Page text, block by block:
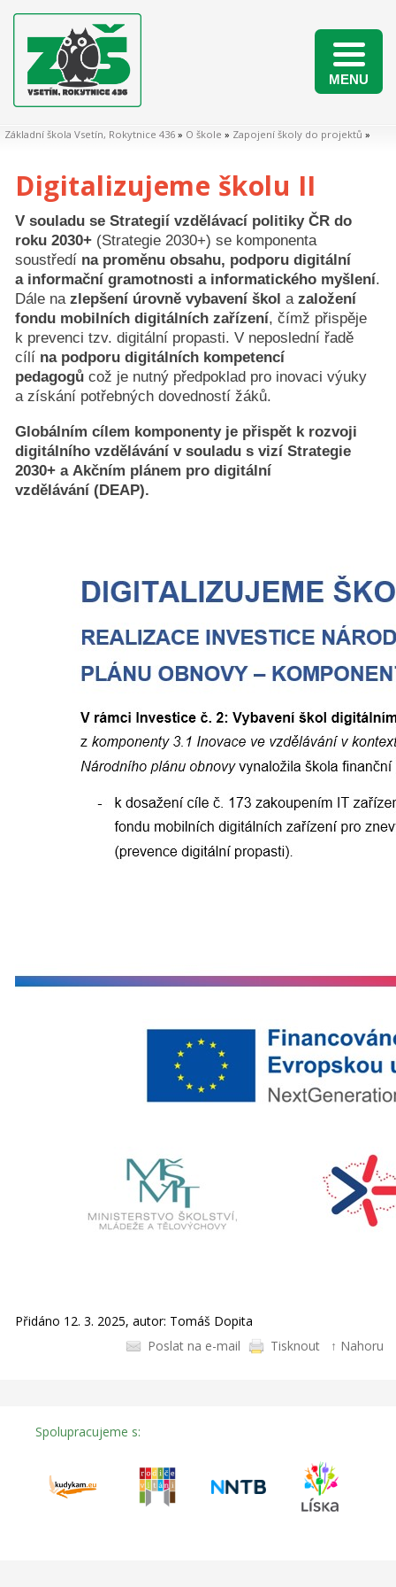
MENU
Základní škola Vsetín, Rokytnice 436 » O škole » Zapojení školy do projektů »
Digitalizujeme školu II
V souladu se Strategií vzdělávací politiky ČR do
roku 2030+ (Strategie 2030+) se komponenta
soustředí na proměnu obsahu, podporu digitální
a informační gramotnosti a informatického myšlení.
Dále na zlepšení úrovně vybavení škol a založení
fondu mobilních digitálních zařízení, čímž přispěje
k prevenci tzv. digitální propasti. V neposlední řadě
cílí na podporu digitálních kompetencí
pedagogů což je nutný předpoklad pro inovaci výuky
a získání potřebných dovedností žáků.
Globálním cílem komponenty je přispět k rozvoji
digitálního vzdělávání v souladu s vizí Strategie
2030+ a Akčním plánem pro digitální
vzdělávání (DEAP).
Přidáno 12. 3. 2025, autor: Tomáš Dopita
Poslat na e-mail
Tisknout ↑ Nahoru
Spolupracujeme s: